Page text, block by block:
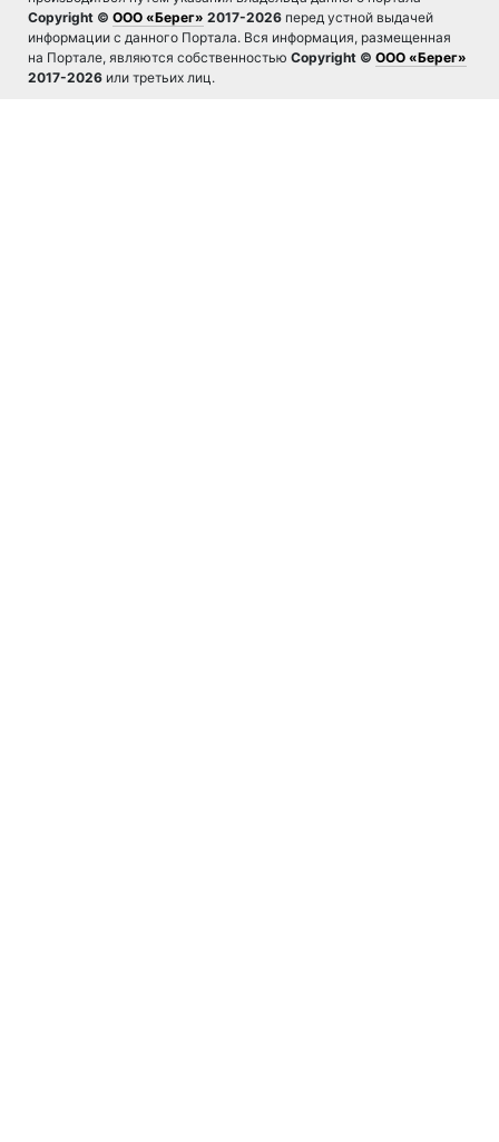
Copyright © ООО «Берег» 2017-2026 перед устной выдачей
информации с данного Портала. Вся информация, размещенная
на Портале, являются собственностью Copyright © ООО «Берег»
2017-2026 или третьих лиц.